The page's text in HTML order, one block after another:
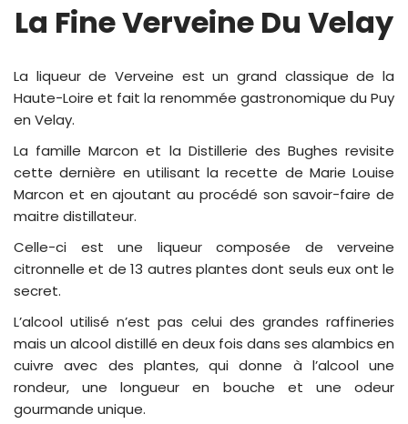
La Fine Verveine Du Velay
La liqueur de Verveine est un grand classique de la
Haute-Loire et fait la renommée gastronomique du Puy
en Velay.
La famille Marcon et la Distillerie des Bughes revisite
cette dernière en utilisant la recette de Marie Louise
Marcon et en ajoutant au procédé son savoir-faire de
maitre distillateur.
Celle-ci est une liqueur composée de verveine
citronnelle et de 13 autres plantes dont seuls eux ont le
secret.
L’alcool utilisé n’est pas celui des grandes raffineries
mais un alcool distillé en deux fois dans ses alambics en
cuivre avec des plantes, qui donne à l’alcool une
rondeur, une longueur en bouche et une odeur
gourmande unique.